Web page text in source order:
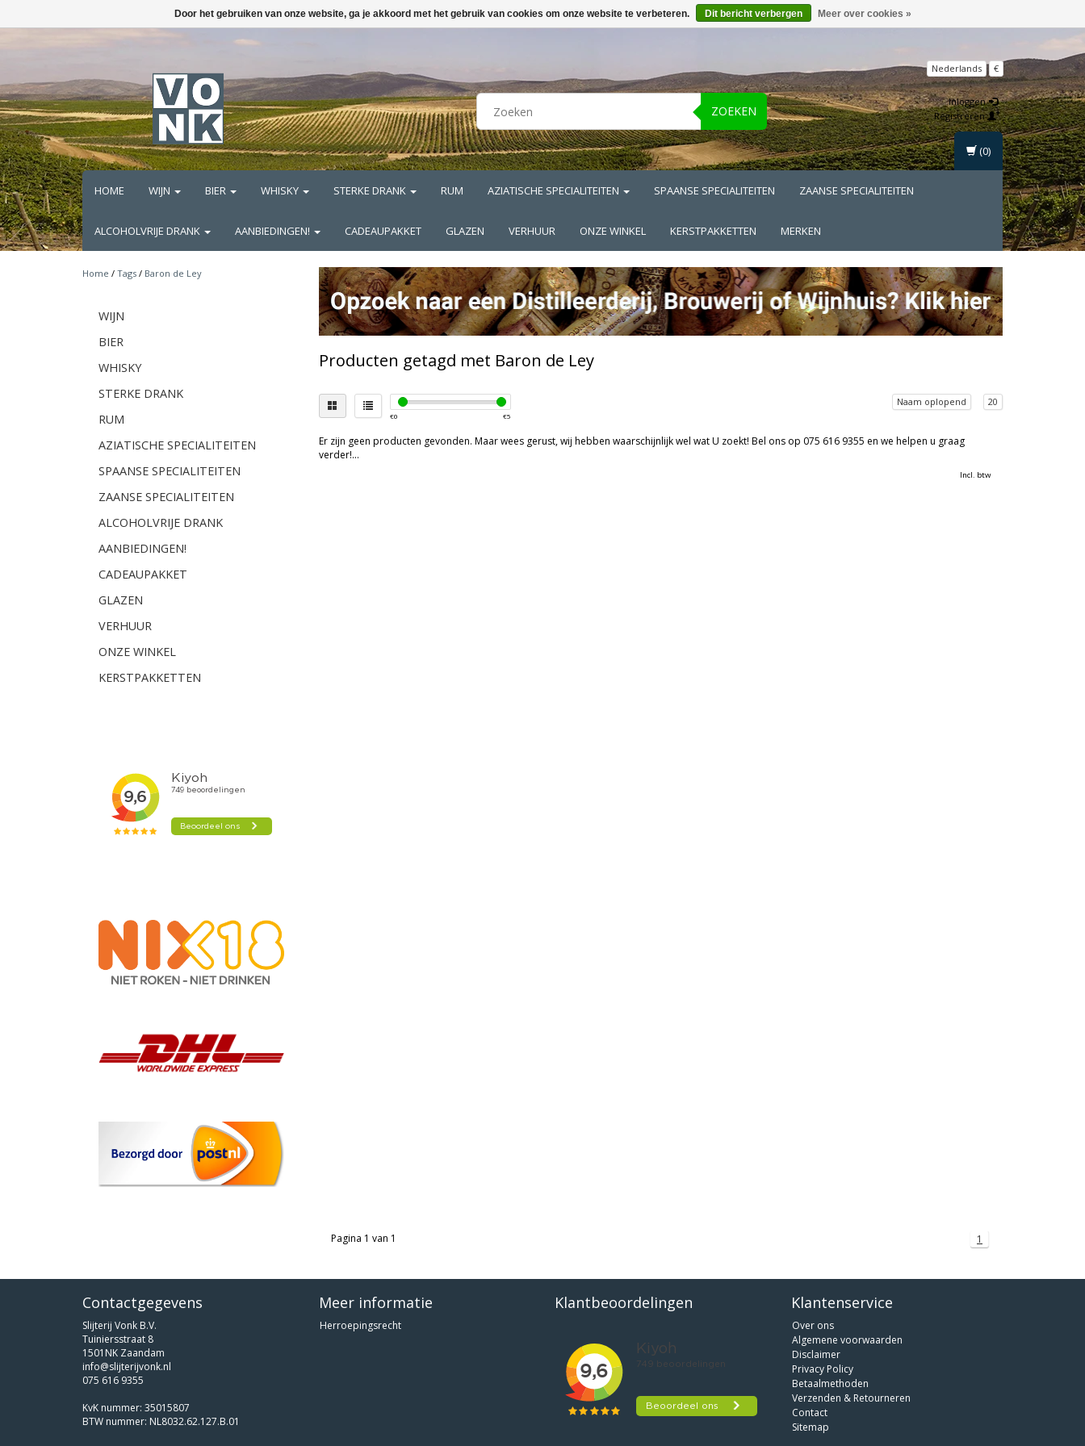
ZOEKEN
Nederlands €
Inloggen
Registreren
HOME WIJN BIER WHISKY STERKE DRANK RUM AZIATISCHE SPECIALITEITEN SPAANSE SPECIALITEITEN ZAANSE SPECIALITEITEN
ALCOHOLVRIJE DRANK AANBIEDINGEN! CADEAUPAKKET GLAZEN VERHUUR ONZE WINKEL KERSTPAKKETTEN MERKEN
(0)
Home / Tags / Baron de Ley
WIJN
BIER
WHISKY
STERKE DRANK
RUM
AZIATISCHE SPECIALITEITEN
SPAANSE SPECIALITEITEN
ZAANSE SPECIALITEITEN
ALCOHOLVRIJE DRANK
AANBIEDINGEN!
CADEAUPAKKET
GLAZEN
VERHUUR
ONZE WINKEL
KERSTPAKKETTEN
Producten getagd met Baron de Ley
€0 €5
Naam oplopend 20
Er zijn geen producten gevonden. Maar wees gerust, wij hebben waarschijnlijk wel wat U zoekt! Bel ons op 075 616 9355 en we helpen u graag
verder!...
Incl. btw
Pagina 1 van 1 1
Contactgegevens
Slijterij Vonk B.V.
Tuiniersstraat 8
1501NK Zaandam
info@slijterijvonk.nl
075 616 9355
KvK nummer: 35015807
BTW nummer: NL8032.62.127.B.01
Meer informatie
Herroepingsrecht
Klantbeoordelingen Klantenservice
Over ons
Algemene voorwaarden
Disclaimer
Privacy Policy
Betaalmethoden
Verzenden & Retourneren
Contact
Sitemap
Door het gebruiken van onze website, ga je akkoord met het gebruik van cookies om onze website te verbeteren. Dit bericht verbergen Meer over cookies »